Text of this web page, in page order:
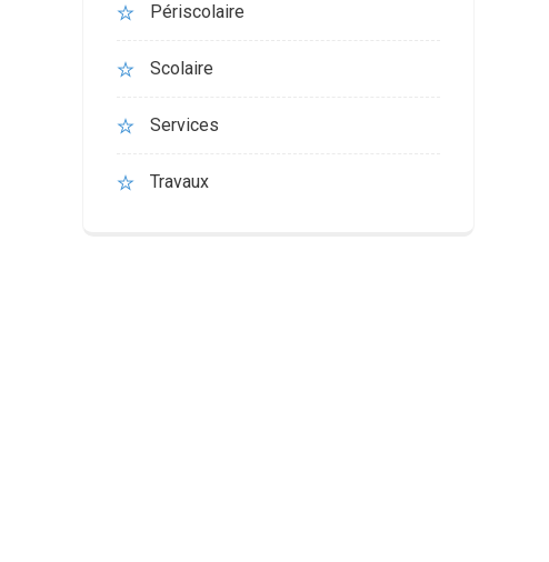
Périscolaire
Scolaire
Services
Travaux